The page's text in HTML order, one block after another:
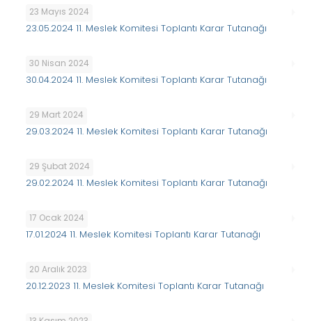
23 Mayıs 2024
23.05.2024 11. Meslek Komitesi Toplantı Karar Tutanağı
30 Nisan 2024
30.04.2024 11. Meslek Komitesi Toplantı Karar Tutanağı
29 Mart 2024
29.03.2024 11. Meslek Komitesi Toplantı Karar Tutanağı
29 Şubat 2024
29.02.2024 11. Meslek Komitesi Toplantı Karar Tutanağı
17 Ocak 2024
17.01.2024 11. Meslek Komitesi Toplantı Karar Tutanağı
20 Aralık 2023
20.12.2023 11. Meslek Komitesi Toplantı Karar Tutanağı